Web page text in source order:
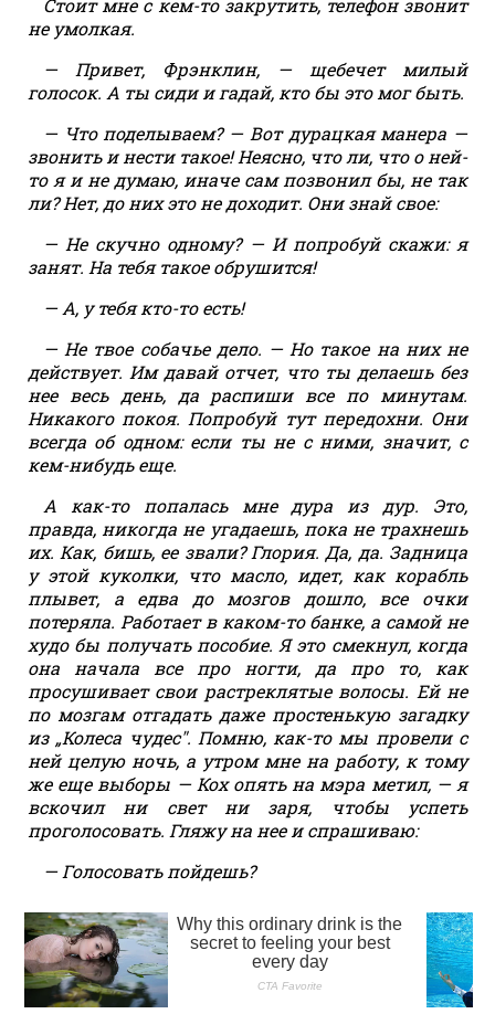
не умолкая.
— Привет, Фрэнклин, — щебечет милый
голосок. А ты сиди и гадай, кто бы это мог быть.
— Что поделываем? — Вот дурацкая манера —
звонить и нести такое! Неясно, что ли, что о ней-
то я и не думаю, иначе сам позвонил бы, не так
ли? Нет, до них это не доходит. Они знай свое:
— Не скучно одному? — И попробуй скажи: я
занят. На тебя такое обрушится!
— А, у тебя кто-то есть!
— Не твое собачье дело. — Но такое на них не
действует. Им давай отчет, что ты делаешь без
нее весь день, да распиши все по минутам.
Никакого покоя. Попробуй тут передохни. Они
всегда об одном: если ты не с ними, значит, с
кем-нибудь еще.
А как-то попалась мне дура из дур. Это,
правда, никогда не угадаешь, пока не трахнешь
их. Как, бишь, ее звали? Глория. Да, да. Задница
у этой куколки, что масло, идет, как корабль
плывет, а едва до мозгов дошло, все очки
потеряла. Работает в каком-то банке, а самой не
худо бы получать пособие. Я это смекнул, когда
она начала все про ногти, да про то, как
просушивает свои растреклятые волосы. Ей не
по мозгам отгадать даже простенькую загадку
из „Колеса чудес". Помню, как-то мы провели с
ней целую ночь, а утром мне на работу, к тому
же еще выборы — Кох опять на мэра метил, — я
вскочил ни свет ни заря, чтобы успеть
проголосовать. Гляжу на нее и спрашиваю:
— Голосовать пойдешь?